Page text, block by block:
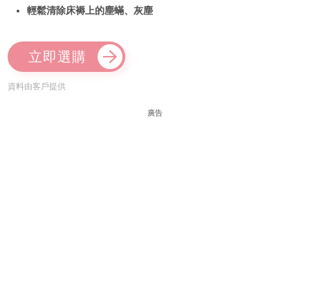
輕鬆清除床褥上的塵蟎、灰塵
立即選購
資料由客戶提供
廣告